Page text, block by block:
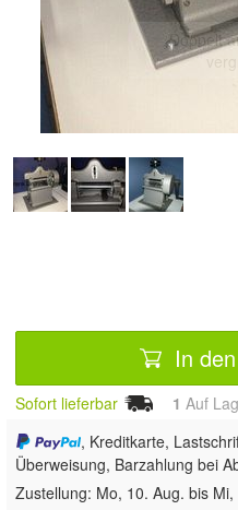
Doppelt
In
Sofort lieferbar 1 Auf
, Kreditkarte,
Überweisung, Barzahlung bei
Zustellung: Mo, 10. Aug. bis Mi,